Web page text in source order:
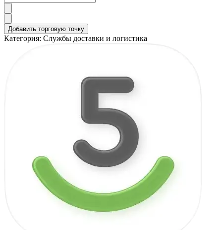
Добавить торговую точку
Категория: Службы доставки и логистика